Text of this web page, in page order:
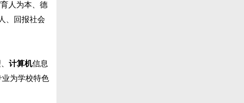
人为本、德
、回报社会
计算机信息
为学校特色